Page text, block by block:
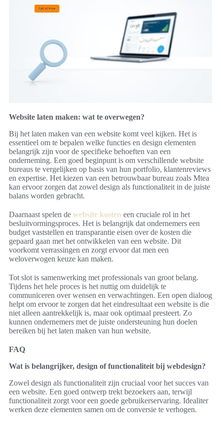
Website laten maken: wat te overwegen?
Bij het laten maken van een website komt veel kijken. Het is
essentieel om te bepalen welke functies en design elementen
belangrijk zijn voor de specifieke behoeften van een
onderneming. Een goed beginpunt is om verschillende website
bureaus te vergelijken op basis van hun portfolio, klantenreviews
en expertise. Het kiezen van een betrouwbaar bureau zoals Mtea
kan ervoor zorgen dat zowel design als functionaliteit in de juiste
balans worden gebracht.
Daarnaast spelen de website kosten een cruciale rol in het
besluitvormingsproces. Het is belangrijk dat ondernemers een
budget vaststellen en transparantie eisen over de kosten die
gepaard gaan met het ontwikkelen van een website. Dit
voorkomt verrassingen en zorgt ervoor dat men een
weloverwogen keuze kan maken.
Tot slot is samenwerking met professionals van groot belang.
Tijdens het hele proces is het nuttig om duidelijk te
communiceren over wensen en verwachtingen. Een open dialoog
helpt om ervoor te zorgen dat het eindresultaat een website is die
niet alleen aantrekkelijk is, maar ook optimaal presteert. Zo
kunnen ondernemers met de juiste ondersteuning hun doelen
bereiken bij het laten maken van hun website.
FAQ
Wat is belangrijker, design of functionaliteit bij webdesign?
Zowel design als functionaliteit zijn cruciaal voor het succes van
een website. Een goed ontwerp trekt bezoekers aan, terwijl
functionaliteit zorgt voor een goede gebruikerservaring. Idealiter
werken deze elementen samen om de conversie te verhogen.